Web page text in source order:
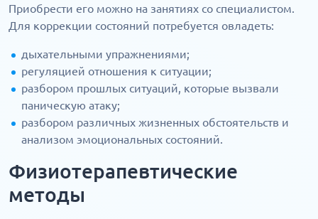
Приобрести его можно на занятиях со специалистом.
Для коррекции состояний потребуется овладеть:
дыхательными упражнениями;
регуляцией отношения к ситуации;
разбором прошлых ситуаций, которые вызвали
паническую атаку;
разбором различных жизненных обстоятельств и
анализом эмоциональных состояний.
Физиотерапевтические
методы